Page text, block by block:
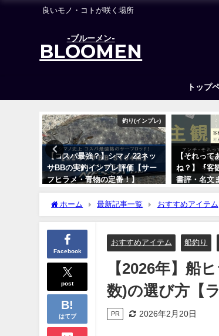
良いモノ・コトが咲く場所
-ブルーメン-
BLOOMEN
トップ
釣り(インプレ)
【コスパ最強？】シマノ 22ネッ
サBBの実釣インプレ評価【サー
フヒラメ・青物の定番！】
【それって
ね？】『客
書評・名文
ホーム 最新記事一覧 おすすめアイテム
も！】
Facebook
post
はてブ
おすすめアイテム 船釣り
【2026年】船
数)の選び方【
PR 2026年2月20日